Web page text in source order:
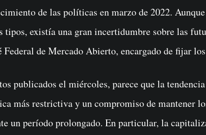
de las políticas en marzo de 2022.
tipos, existía una gran incertidumbre sobre las
Federal de Mercado Abierto, encargado de fijar
publicados el miércoles, parece que la
más restrictiva y un compromiso de mantener
un período prolongado. En particular, la